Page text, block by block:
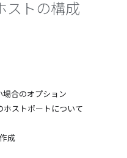
ストの構成
場合のオプション
ホストポートについて
成